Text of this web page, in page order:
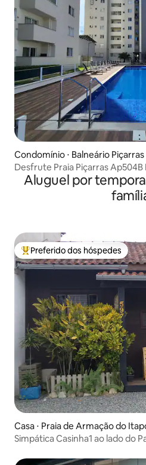
Condomínio ⋅ Balneário Piçarras
Desfrute Praia Piçarras Ap504B
Aluguel por
Entre os melhores preferidos
Preferido dos hóspedes
Casa ⋅ Praia de Armação do
Simpática Casinha1 ao lado do